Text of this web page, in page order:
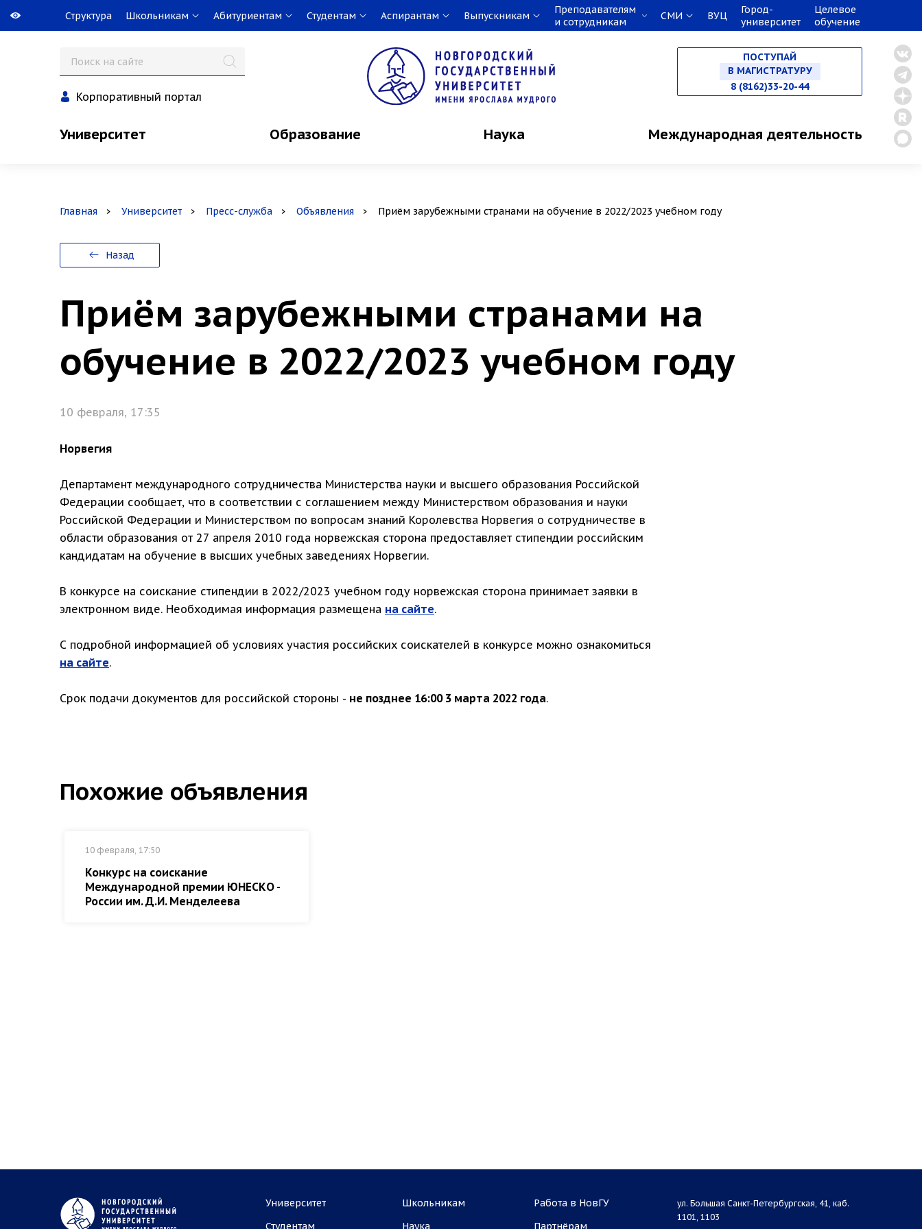
Структура Школьникам Абитуриентам Студентам Аспирантам Выпускникам
Преподавателям
и сотрудникам
СМИ ВУЦ
Город-
университет
Целевое
обучение
Корпоративный портал
ПОСТУПАЙ
НА СПЕЦИАЛИТЕТ
В МАГИСТРАТУРУ
8 (8162)33-20-44
Университет Образование Наука Международная деятельность
Главная Университет Пресс-служба Объявления Приём зарубежными странами на обучение в 2022/2023 учебном году
Назад
Приём зарубежными странами на
обучение в 2022/2023 учебном году
10 февраля, 17:35
Норвегия
Департамент международного сотрудничества Министерства науки и высшего образования Российской
Федерации сообщает, что в соответствии с соглашением между Министерством образования и науки
Российской Федерации и Министерством по вопросам знаний Королевства Норвегия о сотрудничестве в
области образования от 27 апреля 2010 года норвежская сторона предоставляет стипендии российским
кандидатам на обучение в высших учебных заведениях Норвегии.
В конкурсе на соискание стипендии в 2022/2023 учебном году норвежская сторона принимает заявки в
электронном виде. Необходимая информация размещена на сайте.
С подробной информацией об условиях участия российских соискателей в конкурсе можно ознакомиться
на сайте.
Срок подачи документов для российской стороны - не позднее 16:00 3 марта 2022 года.
Похожие объявления
10 февраля, 17:50
Конкурс на соискание
Международной премии ЮНЕСКО -
России им. Д.И. Менделеева
Университет
Студентам
Школьникам
Наука
Работа в НовГУ
Партнёрам
ул. Большая Санкт-Петербургская, 41, каб.
1101, 1103